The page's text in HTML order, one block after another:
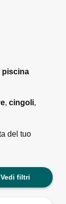
piscina
, cingoli,
del tuo
Vedi filtri